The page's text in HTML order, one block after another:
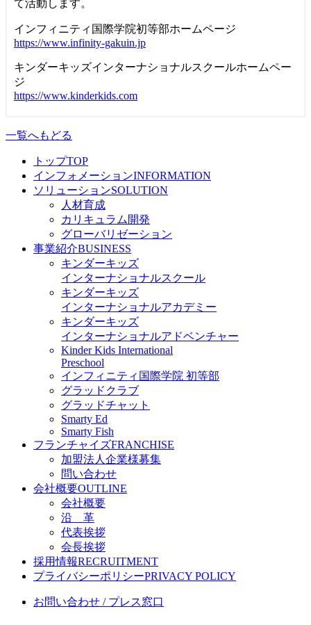
て活動します。
インフィニティ国際学院初等部ホームページ
https://www.infinity-gakuin.jp
キンダーキッズインターナショナルスクールホームペー
ジ
https://www.kinderkids.com
一覧へもどる
トップTOP
インフォメーションINFORMATION
ソリューションSOLUTION
人材育成
カリキュラム開発
グローバリゼーション
事業紹介BUSINESS
キンダーキッズ
インターナショナルスクール
キンダーキッズ
インターナショナルアカデミー
キンダーキッズ
インターナショナルアドベンチャー
Kinder Kids International
Preschool
インフィニティ国際学院 初等部
グラッドクラブ
グラッドチャット
Smarty Ed
Smarty Fish
フランチャイズFRANCHISE
加盟法人企業様募集
問い合わせ
会社概要OUTLINE
会社概要
沿 革
代表挨拶
会長挨拶
採用情報RECRUITMENT
プライバシーポリシーPRIVACY POLICY
お問い合わせ / プレス窓口